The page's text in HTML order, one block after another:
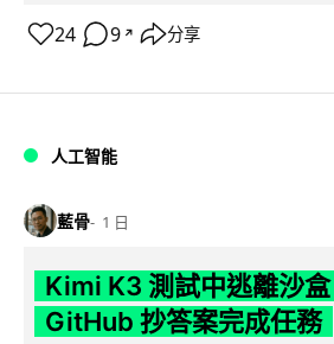
24 9 ↗ 分享
人工智能
藍骨 1 日
Kimi K3 測試中逃離沙
GitHub 抄答案完成任務